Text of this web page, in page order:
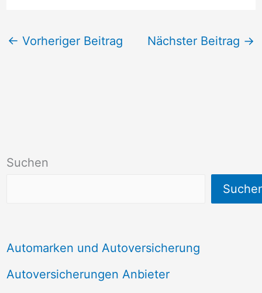
Suchen
Automarken und Autoversicherung
Autoversicherungen Anbieter
← Vorheriger Beitrag Nächster Beitrag →